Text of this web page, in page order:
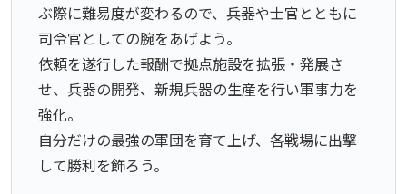
ぶ際に難易度が変わるので、兵器や士官とともに
司令官としての腕をあげよう。
依頼を遂行した報酬で拠点施設を拡張・発展さ
せ、兵器の開発、新規兵器の生産を行い軍事力を
強化。
自分だけの最強の軍団を育て上げ、各戦場に出撃
して勝利を飾ろう。